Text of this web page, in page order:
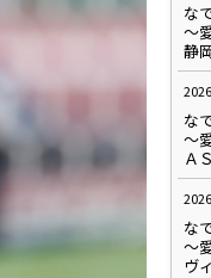
な
～
静
な
～
Ａ
な
～
ヴ